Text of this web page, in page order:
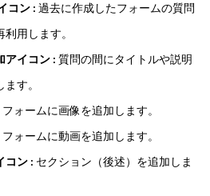
コン : 過去に作成したフォームの質問
用します。
アイコン : 質問の間にタイトルや説明
す。
フォームに画像を追加します。
フォームに動画を追加します。
コン : セクション（後述）を追加しま